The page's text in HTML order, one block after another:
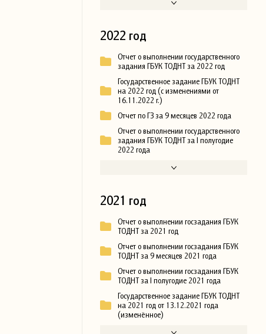
2022 год
Отчет о выполнении государственного
задания ГБУК ТОДНТ за 2022 год
Государственное задание ГБУК ТОДНТ
на 2022 год (с изменениями от
16.11.2022 г.)
Отчет по ГЗ за 9 месяцев 2022 года
Отчет о выполнении государственного
задания ГБУК ТОДНТ за I полугодие
2022 года
2021 год
Отчет о выполнении госзадания ГБУК
ТОДНТ за 2021 год
Отчет о выполнении госзадания ГБУК
ТОДНТ за 9 месяцев 2021 года
Отчет о выполнении госзадания ГБУК
ТОДНТ за I полугодие 2021 года
Государственное задание ГБУК ТОДНТ
на 2021 год от 13.12.2021 года
(изменённое)